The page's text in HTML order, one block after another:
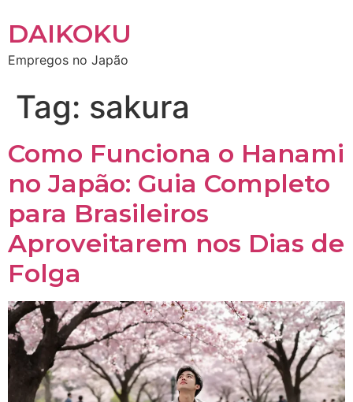
DAIKOKU
Empregos no Japão
Tag: sakura
Como Funciona o Hanami
no Japão: Guia Completo
para Brasileiros
Aproveitarem nos Dias de
Folga